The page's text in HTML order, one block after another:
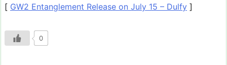
[ GW2 Entanglement Release on July 15 – Dulfy ]
0